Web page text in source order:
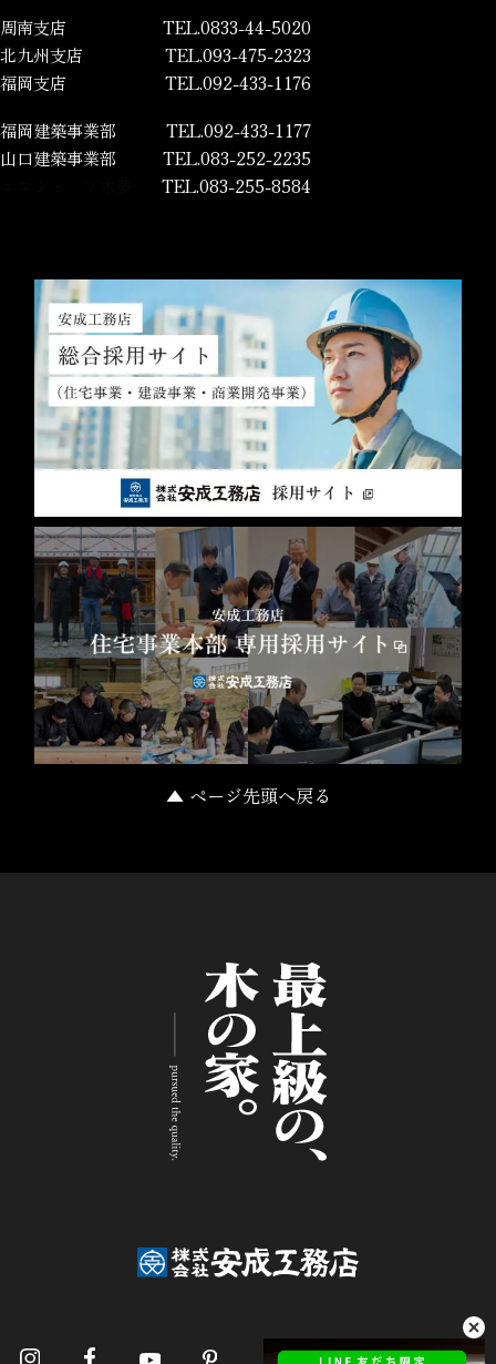
周南支店
TEL.0833-44-5020
北九州支店
TEL.093-475-2323
福岡支店
TEL.092-433-1176
福岡建築事業部
TEL.092-433-1177
山口建築事業部
TEL.083-252-2235
TEL.083-255-8584
▲ ページ先頭へ戻る